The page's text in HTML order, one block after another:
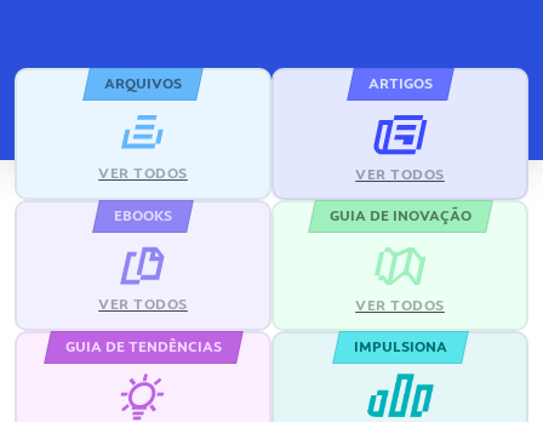
ARQUIVOS
VER TODOS
ARTIGOS
VER TODOS
EBOOKS
VER TODOS
GUIA DE INOVAÇÃO
VER TODOS
GUIA DE TENDÊNCIAS IMPULSIONA